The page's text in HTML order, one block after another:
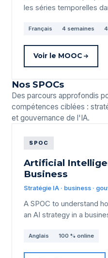
les séries temporelles
Français 4 semaines
Voir le MOOC
Nos SPOCs
Des parcours approfondis
compétences ciblées :
et gouvernance de l'IA.
SPOC
Artificial
Business
Stratégie IA · business ·
A SPOC to understand
an AI strategy in a
Anglais 100 % online